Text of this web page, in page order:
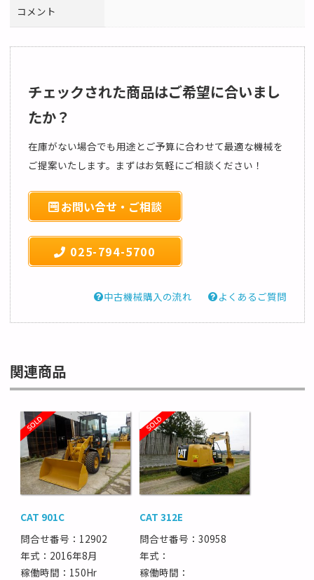
コメント
チェックされた商品はご希望に合いまし
たか？
在庫がない場合でも用途とご予算に合わせて最適な機械を
ご提案いたします。まずはお気軽にご相談ください！
お問い合せ・ご相談
025-794-5700
中古機械購入の流れ よくあるご質問
関連商品
CAT 901C
問合せ番号：12902
年式：2016年8月
稼働時間：150Hr
CAT 312E
問合せ番号：30958
年式：
稼働時間：